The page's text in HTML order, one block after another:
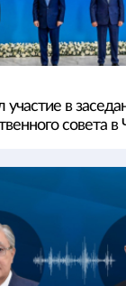
участие в
совета